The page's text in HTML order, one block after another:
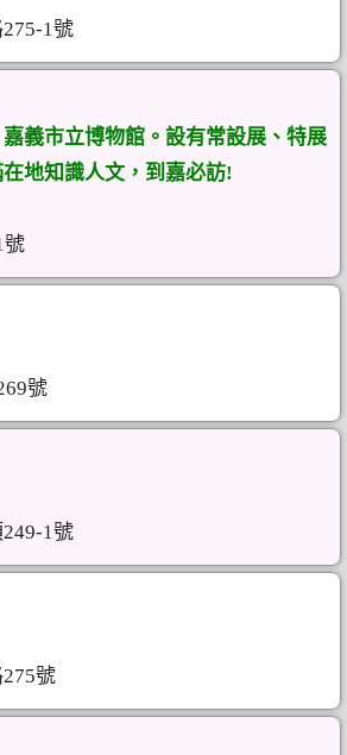
1號
嘉義市立博物館。設有常設展、特展
地知識人文，到嘉必訪!
號
號
1號
號